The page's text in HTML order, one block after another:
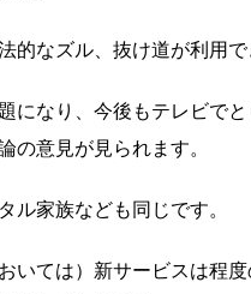
的なズル、抜け道が利用で
になり、今後もテレビで
の意見が見られます。
ル家族なども同じです。
いては）新サービスは程